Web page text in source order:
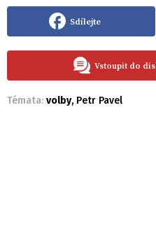
Sdílejte
Vstoupit do
Témata: volby, Petr Pavel